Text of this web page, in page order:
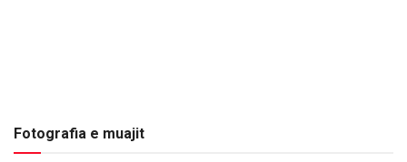
Fotografia e muajit